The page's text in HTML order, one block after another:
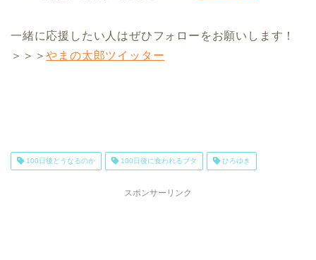
一緒に応援したい人はぜひフォローをお願いします！
＞＞＞やまの太郎ツイッター
100日後どうなるのか 100日後に食われるブタ ひろゆき
スポンサーリンク